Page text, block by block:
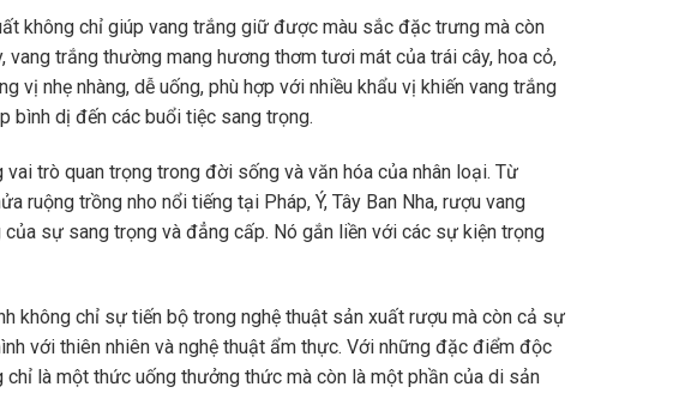
không chỉ giúp vang trắng giữ được màu sắc đặc trưng mà còn
trắng thường mang hương thơm tươi mát của trái cây, hoa cỏ,
vị nhẹ nhàng, dễ uống, phù hợp với nhiều khẩu vị khiến vang trắng
bình dị đến các buổi tiệc sang trọng.
trò quan trọng trong đời sống và văn hóa của nhân loại. Từ
ruộng trồng nho nổi tiếng tại Pháp, Ý, Tây Ban Nha, rượu vang
sự sang trọng và đẳng cấp. Nó gắn liền với các sự kiện trọng
không chỉ sự tiến bộ trong nghệ thuật sản xuất rượu mà còn cả sự
với thiên nhiên và nghệ thuật ẩm thực. Với những đặc điểm độc
là một thức uống thưởng thức mà còn là một phần của di sản